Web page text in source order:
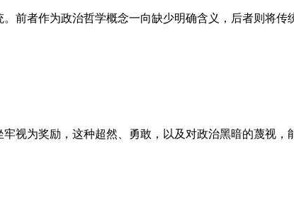
前者作为政治哲学概念一向缺少明确含义，后者则将
视为奖励，这种超然、勇敢，以及对政治黑暗的蔑视，